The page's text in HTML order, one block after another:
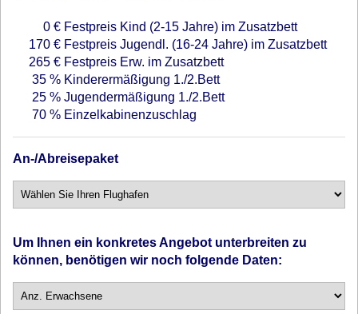
0 € Festpreis Kind (2-15 Jahre) im Zusatzbett
170 € Festpreis Jugendl. (16-24 Jahre) im Zusatzbett
265 € Festpreis Erw. im Zusatzbett
35 % Kinderermäßigung 1./2.Bett
25 % Jugendermäßigung 1./2.Bett
70 % Einzelkabinenzuschlag
An-/Abreisepaket
Um Ihnen ein konkretes Angebot unterbreiten zu
können, benötigen wir noch folgende Daten: